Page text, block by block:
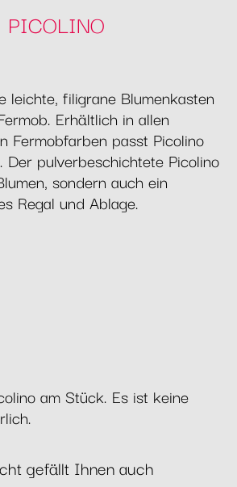
PICOLINO
leichte, filigrane Blumenkasten
Erhältlich in allen
Fermobfarben passt Picolino
Der pulverbeschichtete Picolino
sondern auch ein
Regal und Ablage.
am Stück. Es ist keine
gefällt Ihnen auch